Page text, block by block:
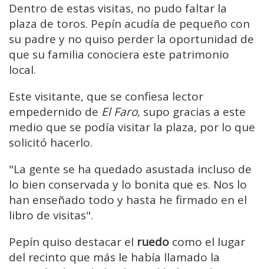
Dentro de estas visitas, no pudo faltar la
plaza de toros. Pepín acudía de pequeño con
su padre y no quiso perder la oportunidad de
que su familia conociera este patrimonio
local.
Este visitante, que se confiesa lector
empedernido de El Faro, supo gracias a este
medio que se podía visitar la plaza, por lo que
solicitó hacerlo.
"La gente se ha quedado asustada incluso de
lo bien conservada y lo bonita que es. Nos lo
han enseñado todo y hasta he firmado en el
libro de visitas".
Pepín quiso destacar el ruedo como el lugar
del recinto que más le había llamado la